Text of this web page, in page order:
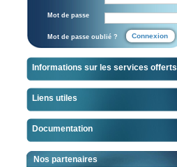
Mot de passe
Mot de passe oublié ?
Informations sur les services offerts
Liens utiles
Documentation
Nos partenaires